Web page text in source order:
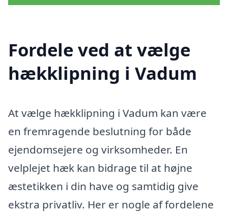
Fordele ved at vælge
hækklipning i Vadum
At vælge hækklipning i Vadum kan være
en fremragende beslutning for både
ejendomsejere og virksomheder. En
velplejet hæk kan bidrage til at højne
æstetikken i din have og samtidig give
ekstra privatliv. Her er nogle af fordelene